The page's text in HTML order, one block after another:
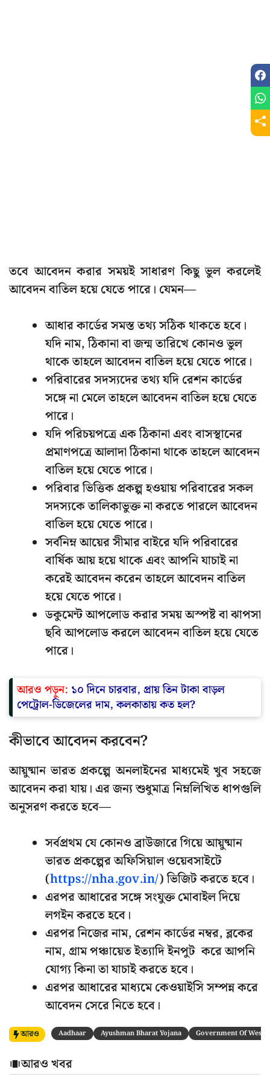
তবে আবেদন করার সময়ই সাধারণ কিছু ভুল করলেই
আবেদন বাতিল হয়ে যেতে পারে। যেমন—
আধার কার্ডের সমস্ত তথ্য সঠিক থাকতে হবে।
যদি নাম, ঠিকানা বা জন্ম তারিখে কোনও ভুল
থাকে তাহলে আবেদন বাতিল হয়ে যেতে পারে।
পরিবারের সদস্যদের তথ্য যদি রেশন কার্ডের
সঙ্গে না মেলে তাহলে আবেদন বাতিল হয়ে যেতে
পারে।
যদি পরিচয়পত্রে এক ঠিকানা এবং বাসস্থানের
প্রমাণপত্রে আলাদা ঠিকানা থাকে তাহলে আবেদন
বাতিল হয়ে যেতে পারে।
পরিবার ভিত্তিক প্রকল্প হওয়ায় পরিবারের সকল
সদস্যকে তালিকাভুক্ত না করতে পারলে আবেদন
বাতিল হয়ে যেতে পারে।
সর্বনিম্ন আয়ের সীমার বাইরে যদি পরিবারের
বার্ষিক আয় হয়ে থাকে এবং আপনি যাচাই না
করেই আবেদন করেন তাহলে আবেদন বাতিল
হয়ে যেতে পারে।
ডকুমেন্ট আপলোড করার সময় অস্পষ্ট বা ঝাপসা
ছবি আপলোড করলে আবেদন বাতিল হয়ে যেতে
পারে।
আরও পড়ুন: ১০ দিনে চারবার, প্রায় তিন টাকা বাড়ল
পেট্রোল-ডিজেলের দাম, কলকাতায় কত হল?
কীভাবে আবেদন করবেন?
আয়ুষ্মান ভারত প্রকল্পে অনলাইনের মাধ্যমেই খুব সহজে
আবেদন করা যায়। এর জন্য শুধুমাত্র নিম্নলিখিত ধাপগুলি
অনুসরণ করতে হবে—
সর্বপ্রথম যে কোনও ব্রাউজারে গিয়ে আয়ুষ্মান
ভারত প্রকল্পের অফিসিয়াল ওয়েবসাইটে
(https://nha.gov.in/) ভিজিট করতে হবে।
এরপর আধারের সঙ্গে সংযুক্ত মোবাইল দিয়ে
লগইন করতে হবে।
এরপর নিজের নাম, রেশন কার্ডের নম্বর, ব্লকের
নাম, গ্রাম পঞ্চায়েত ইত্যাদি ইনপুট করে আপনি
যোগ্য কিনা তা যাচাই করতে হবে।
এরপর আধারের মাধ্যমে কেওয়াইসি সম্পন্ন করে
আবেদন সেরে নিতে হবে।
আরও Aadhaar Ayushman Bharat Yojana Government Of West
আরও খবর